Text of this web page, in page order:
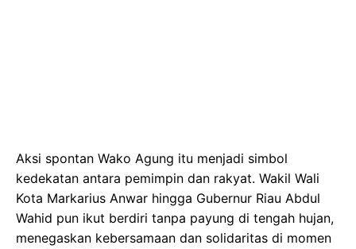
Aksi spontan Wako Agung itu menjadi simbol
kedekatan antara pemimpin dan rakyat. Wakil Wali
Kota Markarius Anwar hingga Gubernur Riau Abdul
Wahid pun ikut berdiri tanpa payung di tengah hujan,
menegaskan kebersamaan dan solidaritas di momen